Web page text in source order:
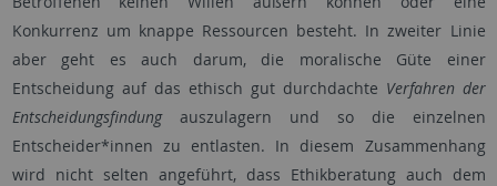
Konkurrenz um knappe Ressourcen besteht. In zweiter Linie
aber geht es auch darum, die moralische Güte einer
Entscheidung auf das ethisch gut durchdachte Verfahren der
Entscheidungsfindungauszulagern und so die einzelnen
Entscheider*innen zu entlasten. In diesem Zusammenhang
wird nicht selten angeführt, dass Ethikberatung auch dem